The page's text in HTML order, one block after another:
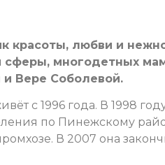
красоты, любви и
сферы, многодетных
Вере Соболевой.
с 1996 года. В 1998
по Пинежскому
В 2007 она